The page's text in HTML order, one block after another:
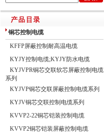
铜芯控制电缆
KFFP屏蔽控制耐高温电缆
KYJY控制电缆;KYJY防水电缆
KYJVPR铜芯交联软芯屏蔽控制电缆
系列
KYJVP铜芯交联屏蔽控制电缆系列
KYJV铜芯交联控制电缆系列
KVVP2-22铜芯铠装控制电缆
KVVP2铜芯铠装屏蔽控制电缆